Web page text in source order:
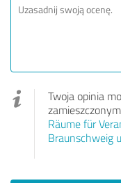
Twoja opinia
Räume für
Braunschweig